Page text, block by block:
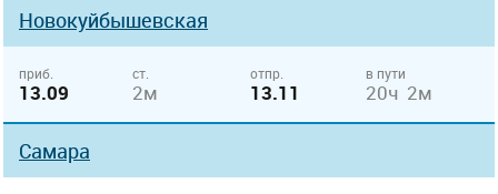
Новокуйбышевская
приб.
13.09
ст.
2м
отпр.
13.11
в пути
20ч 2м
Самара